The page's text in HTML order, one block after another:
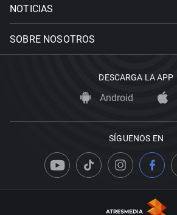
NOTICIAS
SOBRE NOSOTROS
DESCARGA LA APP
Android
SÍGUENOS EN